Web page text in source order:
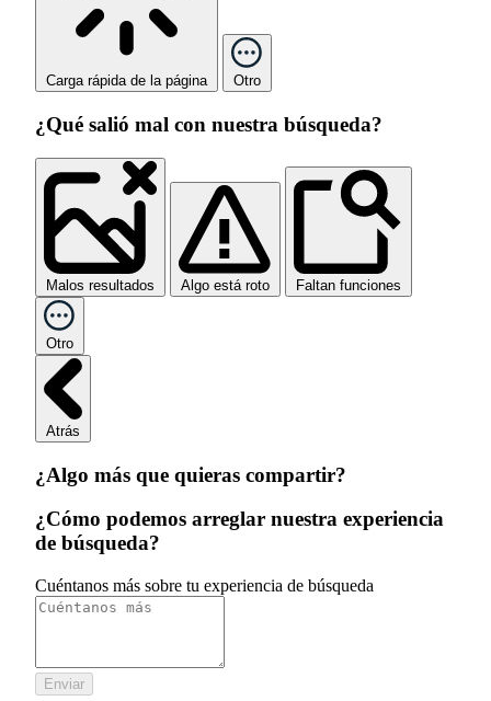
Carga rápida de la página Otro
¿Qué salió mal con nuestra búsqueda?
Malos resultados Algo está roto Faltan funciones
Otro
Atrás
¿Algo más que quieras compartir?
¿Cómo podemos arreglar nuestra experiencia
de búsqueda?
Cuéntanos más sobre tu experiencia de búsqueda
Enviar